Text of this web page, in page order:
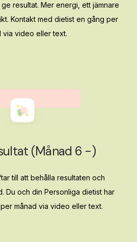
resultat. Mer energi, ett jämnare
Kontakt med dietist en gång per
via video eller text.
(månad 6 -)
till att behålla resultaten och
Du och din Personliga dietist har
månad via video eller text.